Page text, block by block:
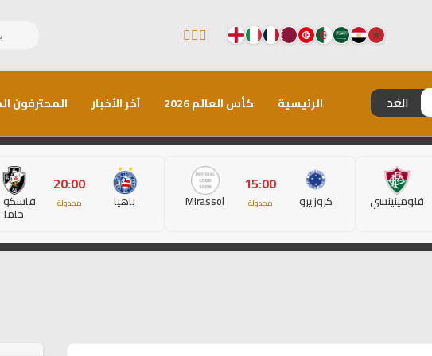
الغد الرئيسية كأس العالم 2026 آخر الأخبار المحترفون
فلومينينسي كروزيرو
15:00
مجدولة Mirassol باهيا
20:00
مجدولة فاسكو
جاما